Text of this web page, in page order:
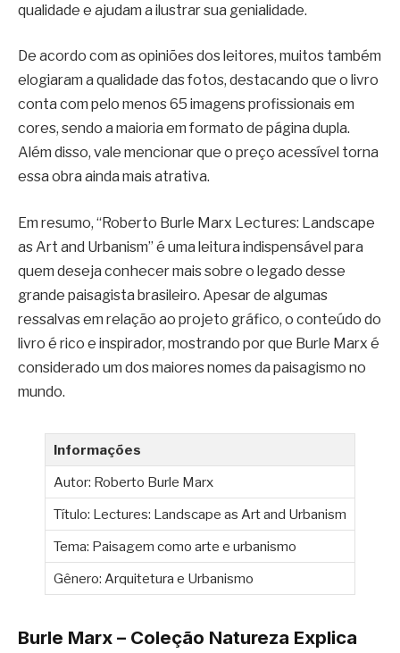
qualidade e ajudam a ilustrar sua genialidade.
De acordo com as opiniões dos leitores, muitos também
elogiaram a qualidade das fotos, destacando que o livro
conta com pelo menos 65 imagens profissionais em
cores, sendo a maioria em formato de página dupla.
Além disso, vale mencionar que o preço acessível torna
essa obra ainda mais atrativa.
Em resumo, “Roberto Burle Marx Lectures: Landscape
as Art and Urbanism” é uma leitura indispensável para
quem deseja conhecer mais sobre o legado desse
grande paisagista brasileiro. Apesar de algumas
ressalvas em relação ao projeto gráfico, o conteúdo do
livro é rico e inspirador, mostrando por que Burle Marx é
considerado um dos maiores nomes da paisagismo no
mundo.
Informações
Autor: Roberto Burle Marx
Título: Lectures: Landscape as Art and Urbanism
Tema: Paisagem como arte e urbanismo
Gênero: Arquitetura e Urbanismo
Burle Marx – Coleção Natureza Explica